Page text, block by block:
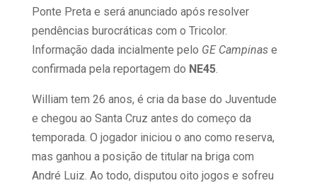
Ponte Preta e será anunciado após resolver
pendências burocráticas com o Tricolor.
Informação dada incialmente pelo GE Campinase
confirmada pela reportagem do NE45.
William tem 26 anos, é cria da base do Juventude
e chegou ao Santa Cruz antes do começo da
temporada. O jogador iniciou o ano como reserva,
mas ganhou a posição de titular na briga com
André Luiz. Ao todo, disputou oito jogos e sofreu